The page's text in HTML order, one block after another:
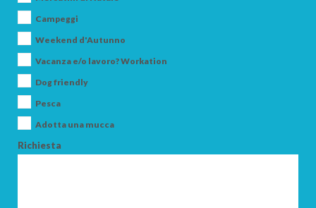
Campeggi
Weekend d'Autunno
Vacanza e/o lavoro? Workation
Dog friendly
Pesca
Adotta una mucca
Richiesta